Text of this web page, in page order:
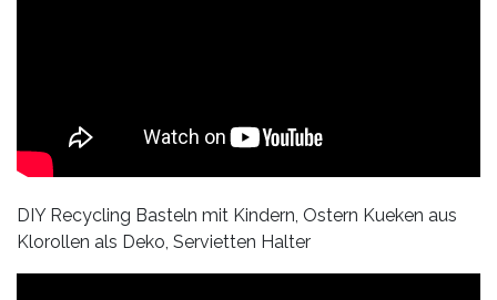
DIY Recycling Basteln mit Kindern, Ostern Kueken aus
Klorollen als Deko, Servietten Halter